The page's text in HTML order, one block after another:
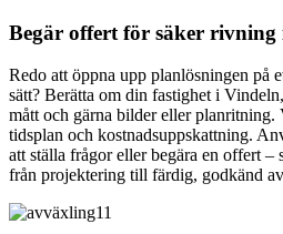
Begär offert för säker rivning
Redo att öppna upp planlösningen på
sätt? Berätta om din fastighet i
mått och gärna bilder eller planritning.
tidsplan och kostnadsuppskattning.
att ställa frågor eller begära en offert –
från projektering till färdig, godkänd